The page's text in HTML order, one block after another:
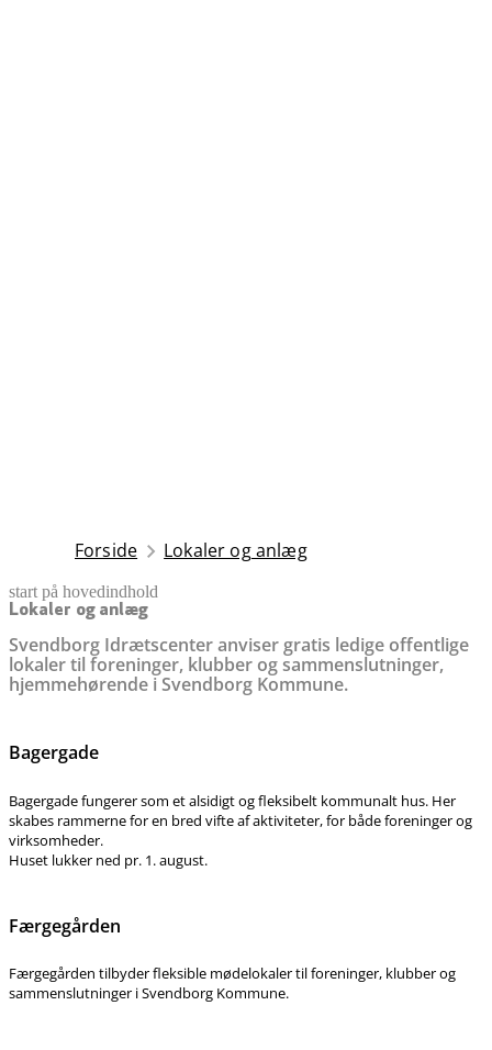
Forside Lokaler og anlæg
start på hovedindhold
Lokaler og anlæg
Svendborg Idrætscenter anviser gratis ledige offentlige
lokaler til foreninger, klubber og sammenslutninger,
hjemmehørende i Svendborg Kommune.
senest opdateret 25. november 2025
Bagergade
Bagergade fungerer som et alsidigt og fleksibelt kommunalt hus. Her
skabes rammerne for en bred vifte af aktiviteter, for både foreninger og
virksomheder.
Huset lukker ned pr. 1. august.
Færgegården
Færgegården tilbyder fleksible mødelokaler til foreninger, klubber og
sammenslutninger i Svendborg Kommune.